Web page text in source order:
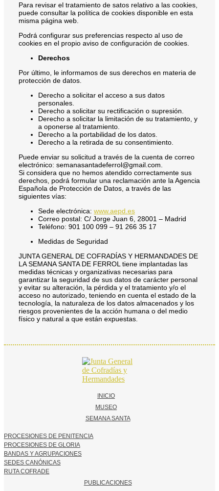
Para revisar el tratamiento de satos relativo a las cookies,
puede consultar la política de cookies disponible en esta
misma página web.
Podrá configurar sus preferencias respecto al uso de
cookies en el propio aviso de configuración de cookies.
Derechos
Por último, le informamos de sus derechos en materia de
protección de datos.
Derecho a solicitar el acceso a sus datos
personales.
Derecho a solicitar su rectificación o supresión.
Derecho a solicitar la limitación de su tratamiento, y
a oponerse al tratamiento.
Derecho a la portabilidad de los datos.
Derecho a la retirada de su consentimiento.
Puede enviar su solicitud a través de la cuenta de correo
electrónico: semanasantadeferrol@gmail.com.
Si considera que no hemos atendido correctamente sus
derechos, podrá formular una reclamación ante la Agencia
Española de Protección de Datos, a través de las
siguientes vías:
Sede electrónica: www.aepd.es
Correo postal: C/ Jorge Juan 6, 28001 – Madrid
Teléfono: 901 100 099 – 91 266 35 17
Medidas de Seguridad
JUNTA GENERAL DE COFRADÍAS Y HERMANDADES DE
LA SEMANA SANTA DE FERROL tiene implantadas las
medidas técnicas y organizativas necesarias para
garantizar la seguridad de sus datos de carácter personal
y evitar su alteración, la pérdida y el tratamiento y/o el
acceso no autorizado, teniendo en cuenta el estado de la
tecnología, la naturaleza de los datos almacenados y los
riesgos provenientes de la acción humana o del medio
físico y natural a que están expuestas.
INICIO
MUSEO
SEMANA SANTA
PROCESIONES DE PENITENCIA
PROCESIONES DE GLORIA
BANDAS Y AGRUPACIONES
SEDES CANÓNICAS
RUTA COFRADE
PUBLICACIONES